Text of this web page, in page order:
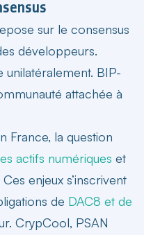
sur le consensus
développeurs.
unilatéralement. BIP-
attachée à
France, la question
actifs numériques et
enjeux s’inscrivent
de DAC8 et de
CrypCool, PSAN